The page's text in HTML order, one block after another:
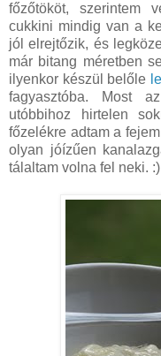
főzőtököt, szerintem
cukkini mindig van a
jól elrejtőzik, és
már bitang méretben
ilyenkor készül belőle
fagyasztóba. Most
utóbbihoz hirtelen
főzelékre adtam a
olyan jóízűen
tálaltam volna fel neki. :)